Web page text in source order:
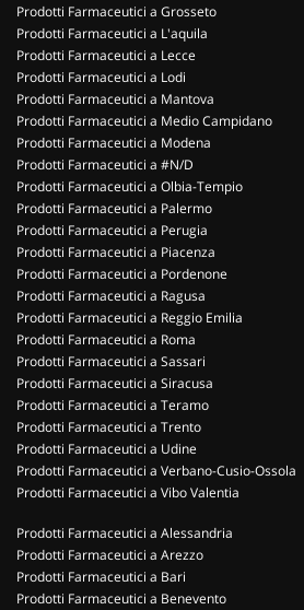
Prodotti Farmaceutici a Grosseto
Prodotti Farmaceutici a L'aquila
Prodotti Farmaceutici a Lecce
Prodotti Farmaceutici a Lodi
Prodotti Farmaceutici a Mantova
Prodotti Farmaceutici a Medio Campidano
Prodotti Farmaceutici a Modena
Prodotti Farmaceutici a #N/D
Prodotti Farmaceutici a Olbia-Tempio
Prodotti Farmaceutici a Palermo
Prodotti Farmaceutici a Perugia
Prodotti Farmaceutici a Piacenza
Prodotti Farmaceutici a Pordenone
Prodotti Farmaceutici a Ragusa
Prodotti Farmaceutici a Reggio Emilia
Prodotti Farmaceutici a Roma
Prodotti Farmaceutici a Sassari
Prodotti Farmaceutici a Siracusa
Prodotti Farmaceutici a Teramo
Prodotti Farmaceutici a Trento
Prodotti Farmaceutici a Udine
Prodotti Farmaceutici a Verbano-Cusio-Ossola
Prodotti Farmaceutici a Vibo Valentia
Prodotti Farmaceutici a Alessandria
Prodotti Farmaceutici a Arezzo
Prodotti Farmaceutici a Bari
Prodotti Farmaceutici a Benevento